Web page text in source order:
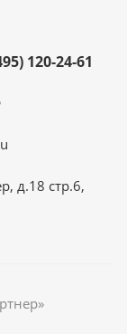
120-24-61
д.18 стр.6,